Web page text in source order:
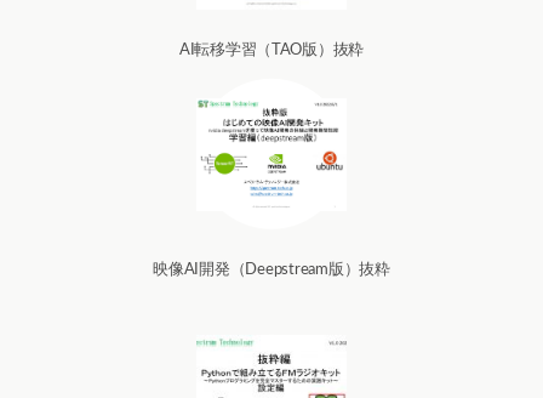
AI転移学習（TAO版）抜粋
映像AI開発（Deepstream版）抜粋